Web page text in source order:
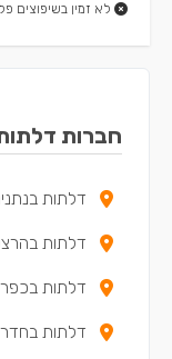
לא זמין בשיפוצים
חברות
דלתות
דלתות
דלתות
דלתות